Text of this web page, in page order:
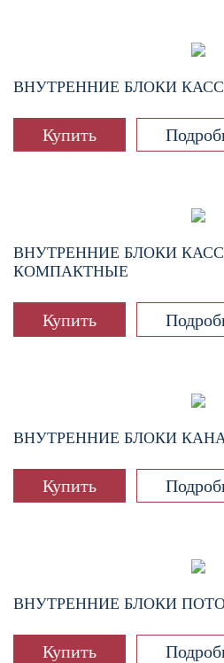
ВНУТРЕННИЕ БЛОКИ
Купить
ВНУТРЕННИЕ БЛОКИ
КОМПАКТНЫЕ
Купить
ВНУТРЕННИЕ БЛОКИ
Купить
ВНУТРЕННИЕ БЛОКИ
Купить